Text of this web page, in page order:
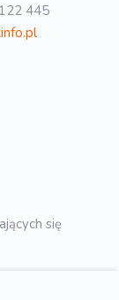
445
się